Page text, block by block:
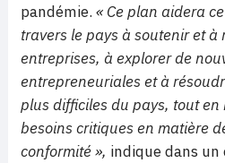
pandémie. « Ce plan aidera
travers le pays à soutenir et à
entreprises, à explorer de
entrepreneuriales et à
plus difficiles du pays, tout
besoins critiques en matière
conformité », indique dans